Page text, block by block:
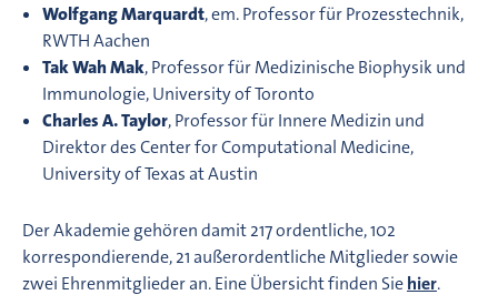
Wolfgang Marquardt, em. Professor für Prozesstechnik,
RWTH Aachen
Tak Wah Mak, Professor für Medizinische Biophysik und
Immunologie, University of Toronto
Charles A. Taylor, Professor für Innere Medizin und
Direktor des Center for Computational Medicine,
University of Texas at Austin
Der Akademie gehören damit 217 ordentliche, 102
korrespondierende, 21 außerordentliche Mitglieder sowie
zwei Ehrenmitglieder an. Eine Übersicht finden Siehier.